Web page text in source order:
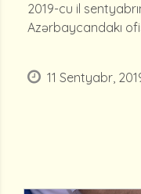
2019-cu il
Azərbaycandakı
11 Sentyabr,